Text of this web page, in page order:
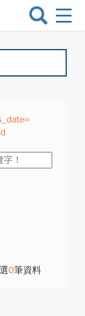
選
換
0筆資料